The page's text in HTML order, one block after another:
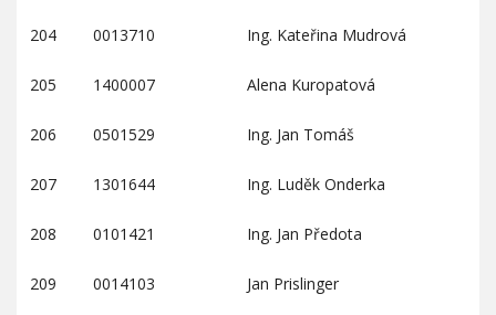
204 0013710 Ing. Kateřina Mudrová
205 1400007 Alena Kuropatová
206 0501529 Ing. Jan Tomáš
207 1301644 Ing. Luděk Onderka
208 0101421 Ing. Jan Předota
209 0014103 Jan Prislinger